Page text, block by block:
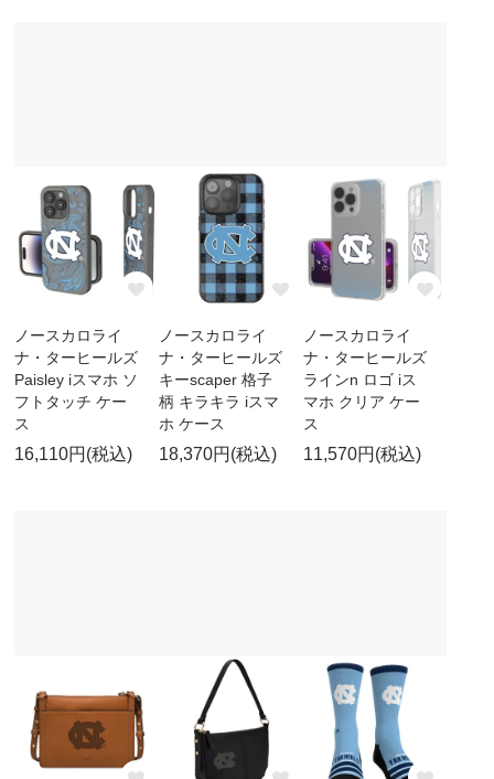
ノースカロライ
ナ・ターヒールズ
Paisley iスマホ ソ
フトタッチ ケー
ス
16,110円(税込)
ノースカロライ
ナ・ターヒールズ
キーscaper 格子
柄 キラキラ iスマ
ホ ケース
18,370円(税込)
ノースカロライ
ナ・ターヒールズ
ラインn ロゴ iス
マホ クリア ケー
ス
11,570円(税込)